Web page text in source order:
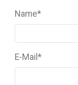
Name*
E-Mail *